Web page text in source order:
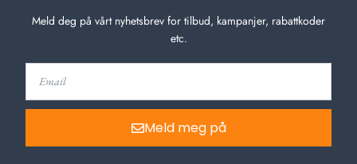
Meld deg på vårt nyhetsbrev for tilbud, kampanjer, rabattkoder
etc.
Meld meg på